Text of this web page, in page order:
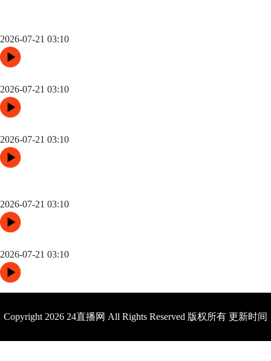
2026-07-21 03:10
2026-07-21 03:10
2026-07-21 03:10
2026-07-21 03:10
2026-07-21 03:10
Copyright 2026 24直播网 All Rights Reserved 版权所有 更新时间